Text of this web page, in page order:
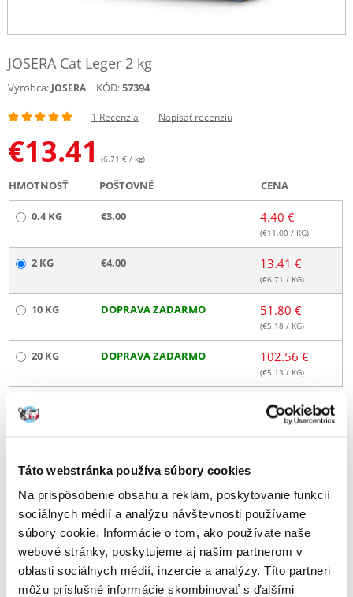
Táto webstránka používa súbory cookies
Na prispôsobenie obsahu a reklám, poskytovanie funkcií
sociálnych médií a analýzu návštevnosti používame
súbory cookie. Informácie o tom, ako používate naše
webové stránky, poskytujeme aj našim partnerom v
oblasti sociálnych médií, inzercie a analýzy. Títo partneri
môžu príslušné informácie skombinovať s ďalšími
JOSERA Cat Leger 2 kg
Výrobca: JOSERA KÓD:57394
1 Recenzia Napísať recenziu
€13.41 (6.71 € / kg)
HMOTNOSŤ POŠTOVNÉ CENA
0.4 KG €3.00 4.40 €
(€11.00 / KG)
2 KG €4.00 13.41 €
(€6.71 / KG)
10 KG DOPRAVA ZADARMO 51.80 €
(€5.18 / KG)
20 KG DOPRAVA ZADARMO 102.56 €
(€5.13 / KG)
100%